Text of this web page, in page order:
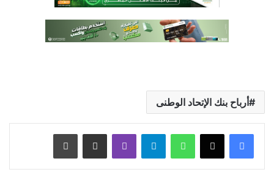
أرباح بنك الإتحاد الوطنى
واتساب تيلقرام ڤايبر مشاركة عبر البريد طباعة